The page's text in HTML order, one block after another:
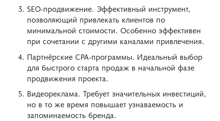
SEO-продвижение. Эффективный инструмент,
позволяющий привлекать клиентов по
минимальной стоимости. Особенно эффективен
при сочетании с другими каналами привлечения.
Партнёрские CPA-программы. Идеальный выбор
для быстрого старта продаж в начальной фазе
продвижения проекта.
Видеореклама. Требует значительных инвестиций,
но в то же время повышает узнаваемость и
запоминаемость бренда.